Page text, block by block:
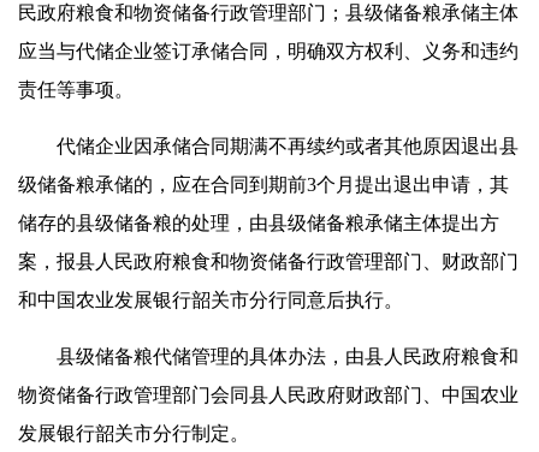
民政府粮食和物资储备行政管理部门；县级储备粮承储主体
应当与代储企业签订承储合同，明确双方权利、义务和违约
责任等事项。
代储企业因承储合同期满不再续约或者其他原因退出县
级储备粮承储的，应在合同到期前3个月提出退出申请，其
储存的县级储备粮的处理，由县级储备粮承储主体提出方
案，报县人民政府粮食和物资储备行政管理部门、财政部门
和中国农业发展银行韶关市分行同意后执行。
县级储备粮代储管理的具体办法，由县人民政府粮食和
物资储备行政管理部门会同县人民政府财政部门、中国农业
发展银行韶关市分行制定。